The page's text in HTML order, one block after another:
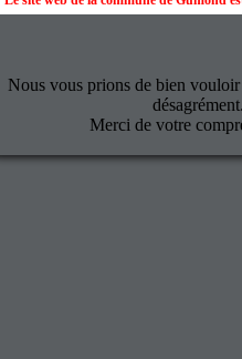
Nous vous prions de bien
Merci de votre